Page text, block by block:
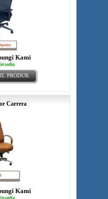
Kami
PRODUK
Carrera
Kami